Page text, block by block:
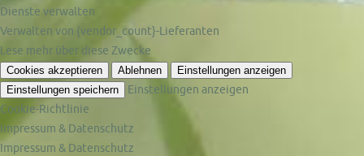
Dienste verwalten
Verwalten von {vendor_count}-Lieferanten
Lese mehr über diese Zwecke
Cookies akzeptieren Ablehnen
Einstellungen anzeigen
Einstellungen speichern
Einstellungen anzeigen
Cookie-Richtlinie
Impressum & Datenschutz
Impressum & Datenschutz